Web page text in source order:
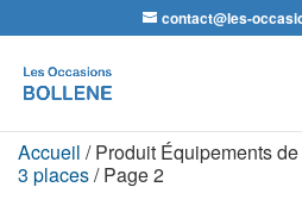
contact@les-
de
produits
Accueil / Produit Équipements
3 places/ Page 2